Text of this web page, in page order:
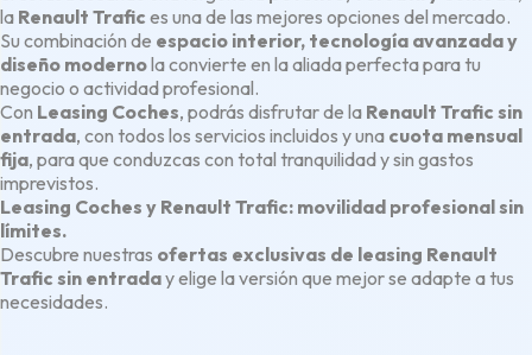
la Renault Trafic es una de las mejores opciones del mercado.
Su combinación de espacio interior, tecnología avanzada y
diseño modernola convierte en la aliada perfecta para tu
negocio o actividad profesional.
Con Leasing Coches, podrás disfrutar de la Renault Trafic sin
entrada, con todos los servicios incluidos y una cuota mensual
fija, para que conduzcas con total tranquilidad y sin gastos
imprevistos.
Leasing Coches y Renault Trafic: movilidad profesional sin
límites.
Descubre nuestras ofertas exclusivas de leasing Renault
Trafic sin entraday elige la versión que mejor se adapte a tus
necesidades.